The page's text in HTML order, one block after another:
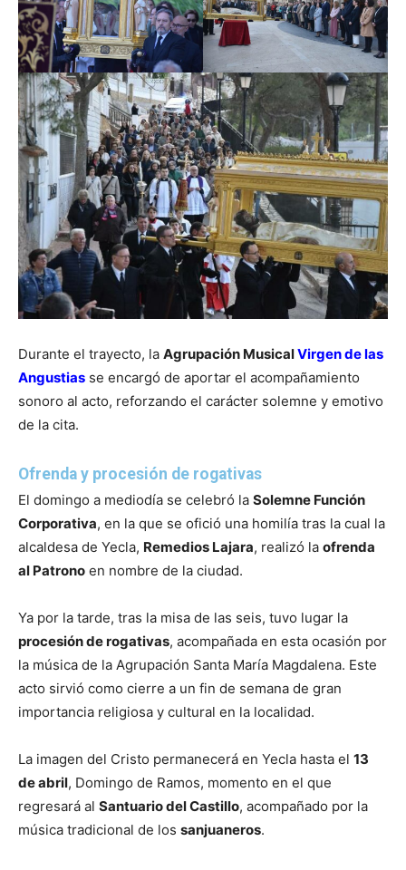
Durante el trayecto, la Agrupación MusicalVirgen de las
Angustias se encargó de aportar el acompañamiento
sonoro al acto, reforzando el carácter solemne y emotivo
de la cita.
Ofrenda y procesión de rogativas
El domingo a mediodía se celebró la Solemne Función
Corporativa, en la que se ofició una homilía tras la cual la
alcaldesa de Yecla, Remedios Lajara, realizó la ofrenda
al Patrono en nombre de la ciudad.
Ya por la tarde, tras la misa de las seis, tuvo lugar la
procesión de rogativas, acompañada en esta ocasión por
la música de la Agrupación Santa María Magdalena. Este
acto sirvió como cierre a un fin de semana de gran
importancia religiosa y cultural en la localidad.
La imagen del Cristo permanecerá en Yecla hasta el 13
de abril, Domingo de Ramos, momento en el que
regresará al Santuario del Castillo, acompañado por la
música tradicional de los sanjuaneros.